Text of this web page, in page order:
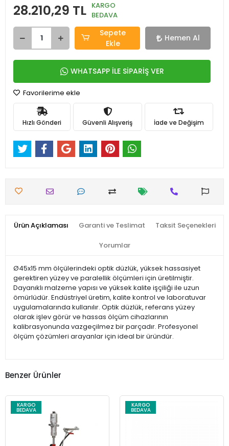
28.210,29 TL KARGO
BEDAVA
Sepete
Ekle
Hemen Al
WHATSAPP İLE SİPARİŞ VER
Favorilerime ekle
Hızlı Gönderi Güvenli Alışveriş İade ve Değişim
Ürün Açıklaması Garanti ve Teslimat Taksit Seçenekleri
Yorumlar
Ø45x15 mm ölçülerindeki optik düzlük, yüksek hassasiyet
gerektiren yüzey ve paralellik ölçümleri için üretilmiştir.
Dayanıklı malzeme yapısı ve yüksek kalite işçiliği ile uzun
ömürlüdür. Endüstriyel üretim, kalite kontrol ve laboratuvar
uygulamalarında kullanılır. Optik düzlük, referans yüzey
olarak işlev görür ve hassas ölçüm cihazlarının
kalibrasyonunda vazgeçilmez bir parçadır. Profesyonel
ölçüm çözümleri arayanlar için ideal bir üründür.
Benzer Ürünler
KARGO
BEDAVA
KARGO
BEDAVA